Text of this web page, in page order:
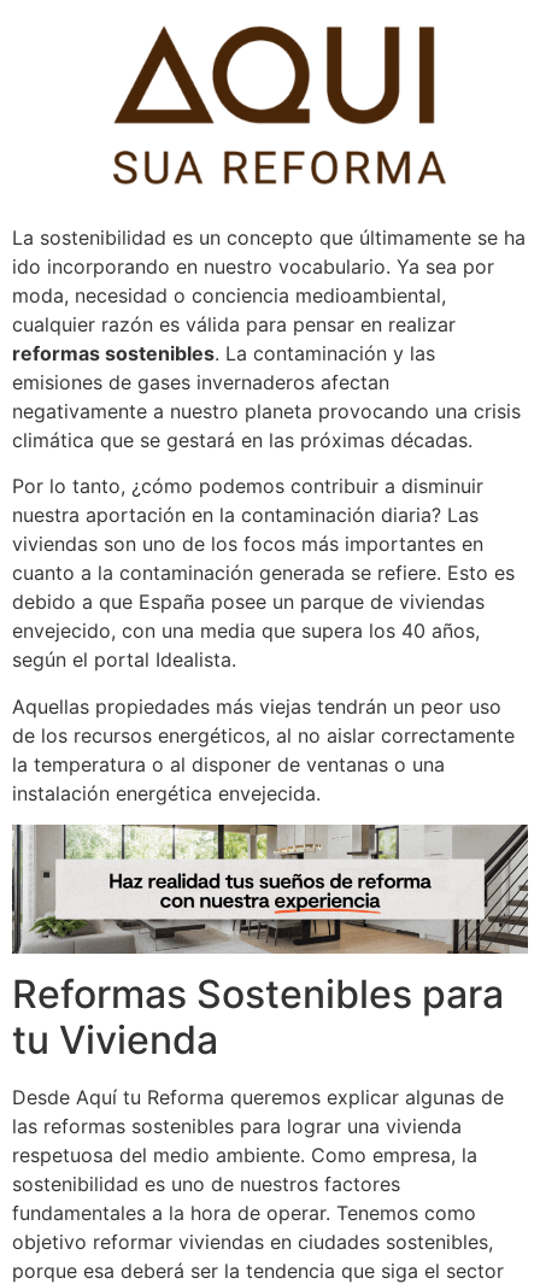
La sostenibilidad es un concepto que últimamente se ha
ido incorporando en nuestro vocabulario. Ya sea por
moda, necesidad o conciencia medioambiental,
cualquier razón es válida para pensar en realizar
reformas sostenibles. La contaminación y las
emisiones de gases invernaderos afectan
negativamente a nuestro planeta provocando una crisis
climática que se gestará en las próximas décadas.
Por lo tanto, ¿cómo podemos contribuir a disminuir
nuestra aportación en la contaminación diaria? Las
viviendas son uno de los focos más importantes en
cuanto a la contaminación generada se refiere. Esto es
debido a que España posee un parque de viviendas
envejecido, con una media que supera los 40 años,
según el portal Idealista.
Aquellas propiedades más viejas tendrán un peor uso
de los recursos energéticos, al no aislar correctamente
la temperatura o al disponer de ventanas o una
instalación energética envejecida.
Reformas Sostenibles para
tu Vivienda
Desde Aquí tu Reforma queremos explicar algunas de
las reformas sostenibles para lograr una vivienda
respetuosa del medio ambiente. Como empresa, la
sostenibilidad es uno de nuestros factores
fundamentales a la hora de operar. Tenemos como
objetivo reformar viviendas en ciudades sostenibles,
porque esa deberá ser la tendencia que siga el sector